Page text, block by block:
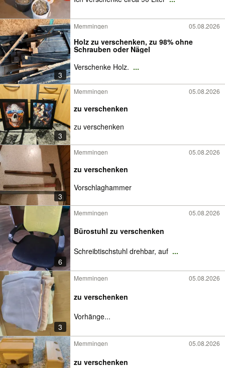
3
Memmingen 05.08.2026
Holz zu verschenken, zu 98% ohne
Schrauben oder Nägel
Verschenke Holz. ...
3
Memmingen 05.08.2026
zu verschenken
zu verschenken
3
Memmingen 05.08.2026
zu verschenken
Vorschlaghammer
6
Memmingen 05.08.2026
Bürostuhl zu verschenken
Schreibtischstuhl drehbar, auf ...
3
Memmingen 05.08.2026
zu verschenken
Vorhänge...
Memmingen 05.08.2026
zu verschenken